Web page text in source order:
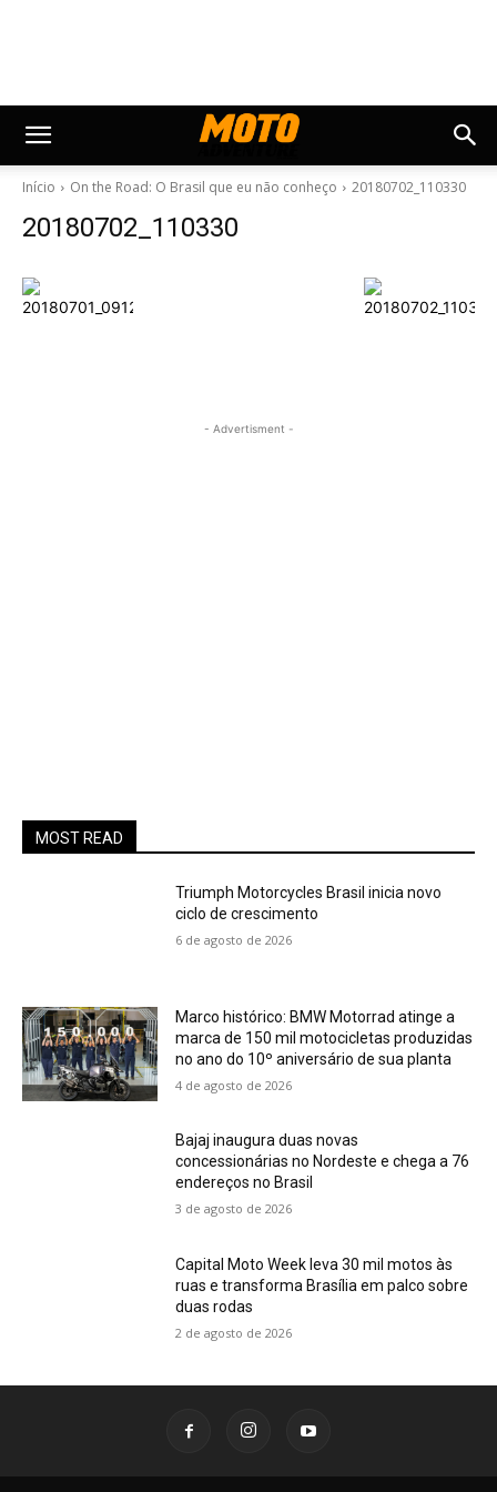
Início On the Road: O Brasil que eu não conheço 20180702_110330
20180702_110330
- Advertisment -
MOST READ
Triumph Motorcycles Brasil inicia novo
ciclo de crescimento
6 de agosto de 2026
Marco histórico: BMW Motorrad atinge a
marca de 150 mil motocicletas produzidas
no ano do 10º aniversário de sua planta
4 de agosto de 2026
Bajaj inaugura duas novas
concessionárias no Nordeste e chega a 76
endereços no Brasil
3 de agosto de 2026
Capital Moto Week leva 30 mil motos às
ruas e transforma Brasília em palco sobre
duas rodas
2 de agosto de 2026